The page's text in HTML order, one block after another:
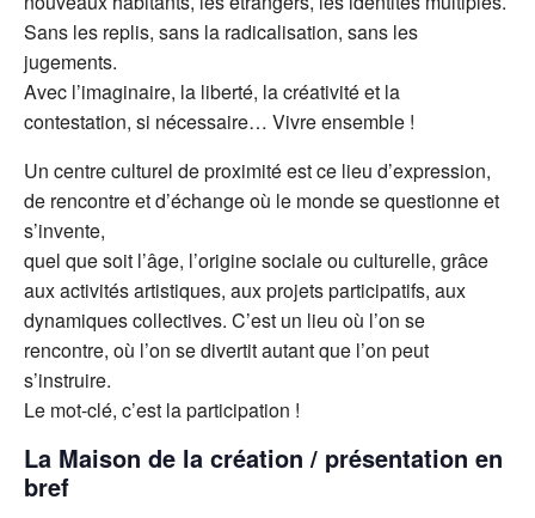
Sans les replis, sans la radicalisation, sans les
jugements.
Avec l’imaginaire, la liberté, la créativité et la
contestation, si nécessaire… Vivre ensemble !
Un centre culturel de proximité est ce lieu d’expression,
de rencontre et d’échange où le monde se questionne et
s’invente,
quel que soit l’âge, l’origine sociale ou culturelle, grâce
aux activités artistiques, aux projets participatifs, aux
dynamiques collectives. C’est un lieu où l’on se
rencontre, où l’on se divertit autant que l’on peut
s’instruire.
Le mot-clé, c’est la participation !
La Maison de la création / présentation en
bref